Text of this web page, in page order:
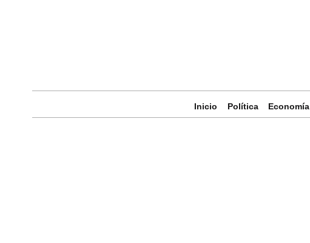
Inicio Política Economía